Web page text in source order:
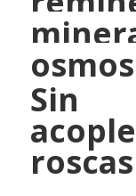
Sin